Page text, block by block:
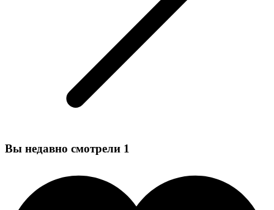
Вы недавно смотрели 1